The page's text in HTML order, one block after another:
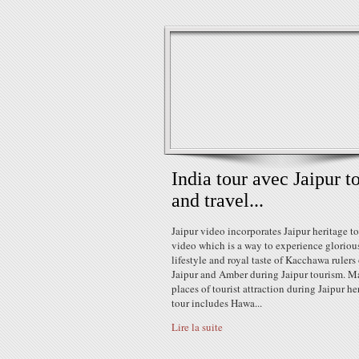
India tour avec Jaipur
and travel...
Jaipur video incorporates Jaipur heritage
video which is a way to experience
lifestyle and royal taste of Kacchawa rulers
Jaipur and Amber during Jaipur tourism.
places of tourist attraction during Jaipur
tour includes Hawa...
Lire la suite